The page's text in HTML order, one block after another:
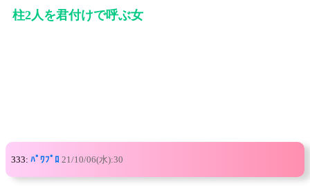
柱2人を君付けで呼ぶ女
333: ﾊﾟﾜﾌﾟﾛ 21/10/06(水):30